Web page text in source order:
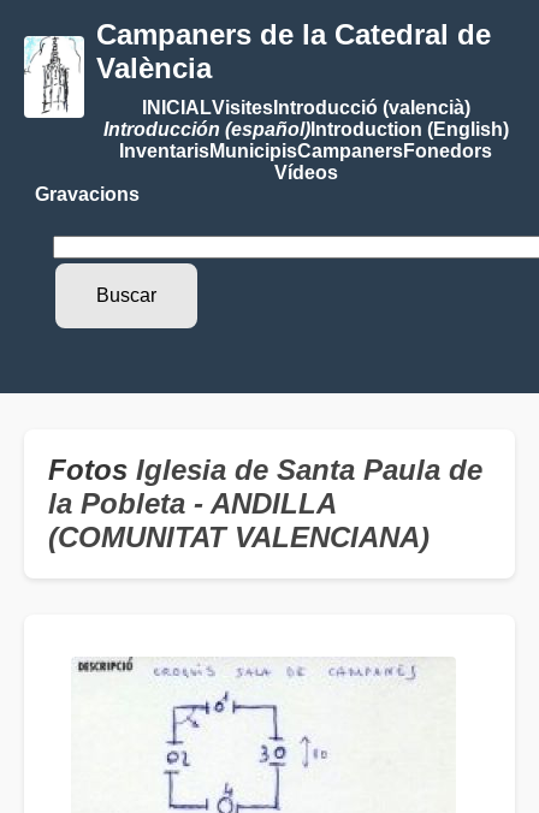
Campaners de la Catedral de
València
INICIALVisitesIntroducció (valencià)
Introducción (español)Introduction (English)
InventarisMunicipisCampanersFonedors
Vídeos
Gravacions
Fotos Iglesia de Santa Paula de
la Pobleta - ANDILLA
(COMUNITAT VALENCIANA)